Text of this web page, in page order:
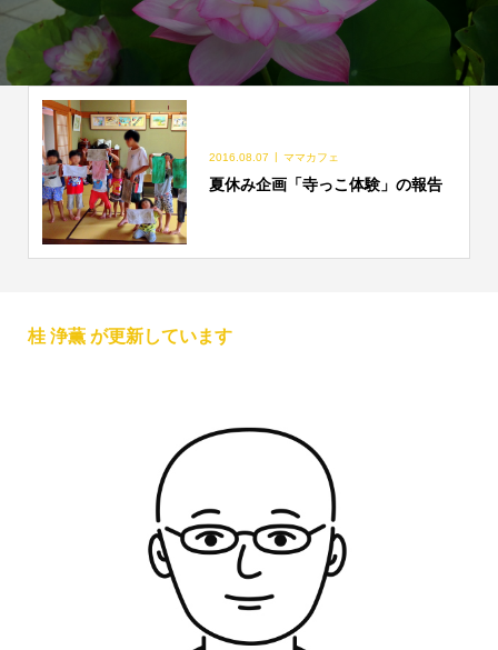
2016.08.07 ママカフェ
夏休み企画「寺っこ体験」の報告
桂 浄薫 が更新しています